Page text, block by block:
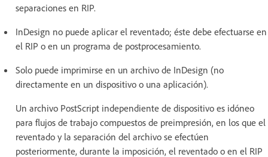
separaciones en RIP.
InDesign no puede aplicar el reventado; éste debe efectuarse en
el RIP o en un programa de postprocesamiento.
Solo puede imprimirse en un archivo de InDesign (no
directamente en un dispositivo o una aplicación).
Un archivo PostScript independiente de dispositivo es idóneo
para flujos de trabajo compuestos de preimpresión, en los que el
reventado y la separación del archivo se efectúen
posteriormente, durante la imposición, el reventado o en el RIP